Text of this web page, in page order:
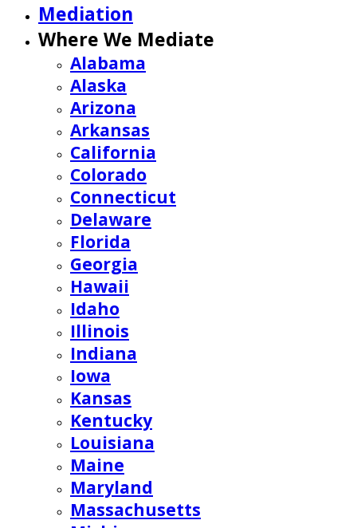
Mediation
Where We Mediate
Alabama
Alaska
Arizona
Arkansas
California
Colorado
Connecticut
Delaware
Florida
Georgia
Hawaii
Idaho
Illinois
Indiana
Iowa
Kansas
Kentucky
Louisiana
Maine
Maryland
Massachusetts